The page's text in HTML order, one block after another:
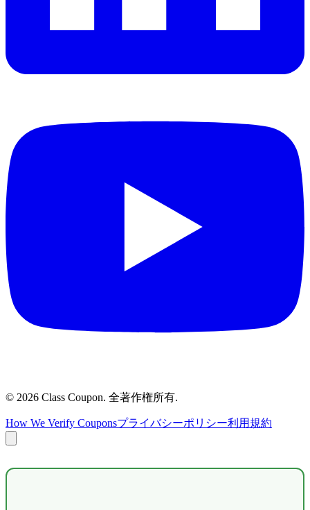
© 2026 Class Coupon. 全著作権所有.
How We Verify Couponsプライバシーポリシー利用規約